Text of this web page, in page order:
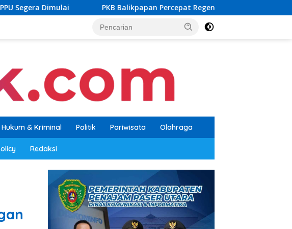
PKB Balikpapan Percepat Regenerasi, Kader Muda Diprioritaskan
Hukum & Kriminal Politik Pariwisata Olahraga
Redaksi